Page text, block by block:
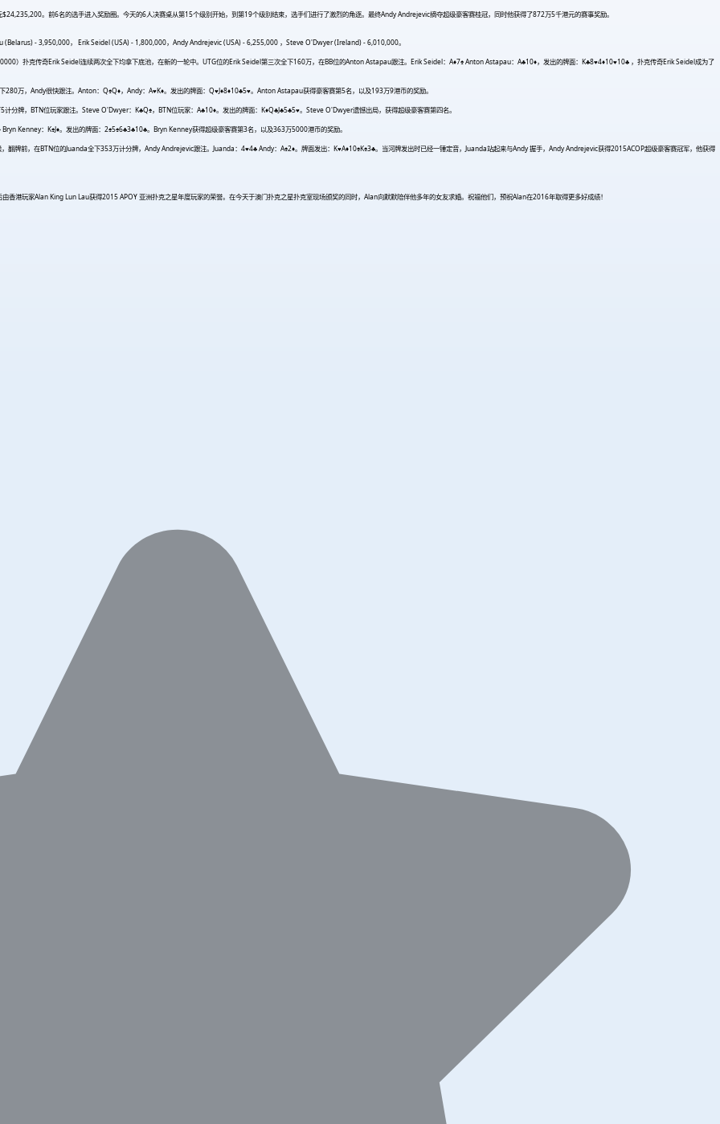
。前6名的选手进入奖励圈。今天的6人决赛桌从第15个级别开始，到第19个级别结束，选手们进行了激烈的角逐。最终Andy Andrejevic摘夺超级豪客赛桂冠，同时他获得了872万5千港元的赛事奖励。
- 3,950,000， Erik Seidel (USA) - 1,800,000，Andy Andrejevic (USA) - 6,255,000 ，Steve O'Dwyer (Ireland) - 6,010,000。
）扑克传奇Erik Seidel连续两次全下均拿下底池，在新的一轮中。UTG位的Erik Seidel第三次全下160万，在BB位的Anton Astapau跟注。Erik Seidel：A♦7♠ Anton Astapau：A♣10♦，发出的牌面：K♣8♥4♦10♥10♣ ，扑克传奇Erik Seidel成为了
280万，Andy很快跟注。Anton：Q♠Q♦，Andy：A♥K♦。发出的牌面：Q♥J♦8♦10♣5♥。Anton Astapau获得豪客赛第5名，以及193万9港币的奖励。
分牌，BTN位玩家跟注。Steve O'Dwyer：K♣Q♠，BTN位玩家：A♣10♦。发出的牌面：K♦Q♣J♣5♣5♥。Steve O'Dwyer遗憾出局，获得超级豪客赛第四名。
Bryn Kenney：K♠J♦。发出的牌面：2♠5♠6♣3♣10♣。Bryn Kenney获得超级豪客赛第3名，以及363万5000港币的奖励。
翻牌前，在BTN位的Juanda全下353万计分牌，Andy Andrejevic跟注。Juanda：4♥4♣ Andy：A♠2♦。牌面发出：K♥A♦10♠K♠3♣。当河牌发出时已经一锤定音，Juanda站起来与Andy 握手，Andy Andrejevic获得2015ACOP超级豪客赛冠军，他获得
港玩家Alan King Lun Lau获得2015 APOY 亚洲扑克之星年度玩家的荣誉。在今天于澳门扑克之星扑克室现场颁奖的同时，Alan向默默陪伴他多年的女友求婚。祝福他们，预祝Alan在2016年取得更多好成绩！